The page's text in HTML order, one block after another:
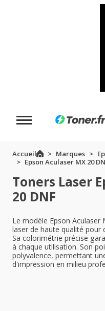
Accueil Marques
Epson Aculaser MX 20
Toners Laser
20 DNF
Le modèle Epson
laser de haute qualité pour
Sa colorimétrie précise
à chaque utilisation. Son
polyvalence, permettant
d'impression en milieu